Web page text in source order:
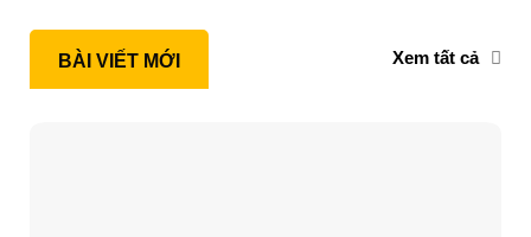
BÀI VIẾT MỚI Xem tất cả